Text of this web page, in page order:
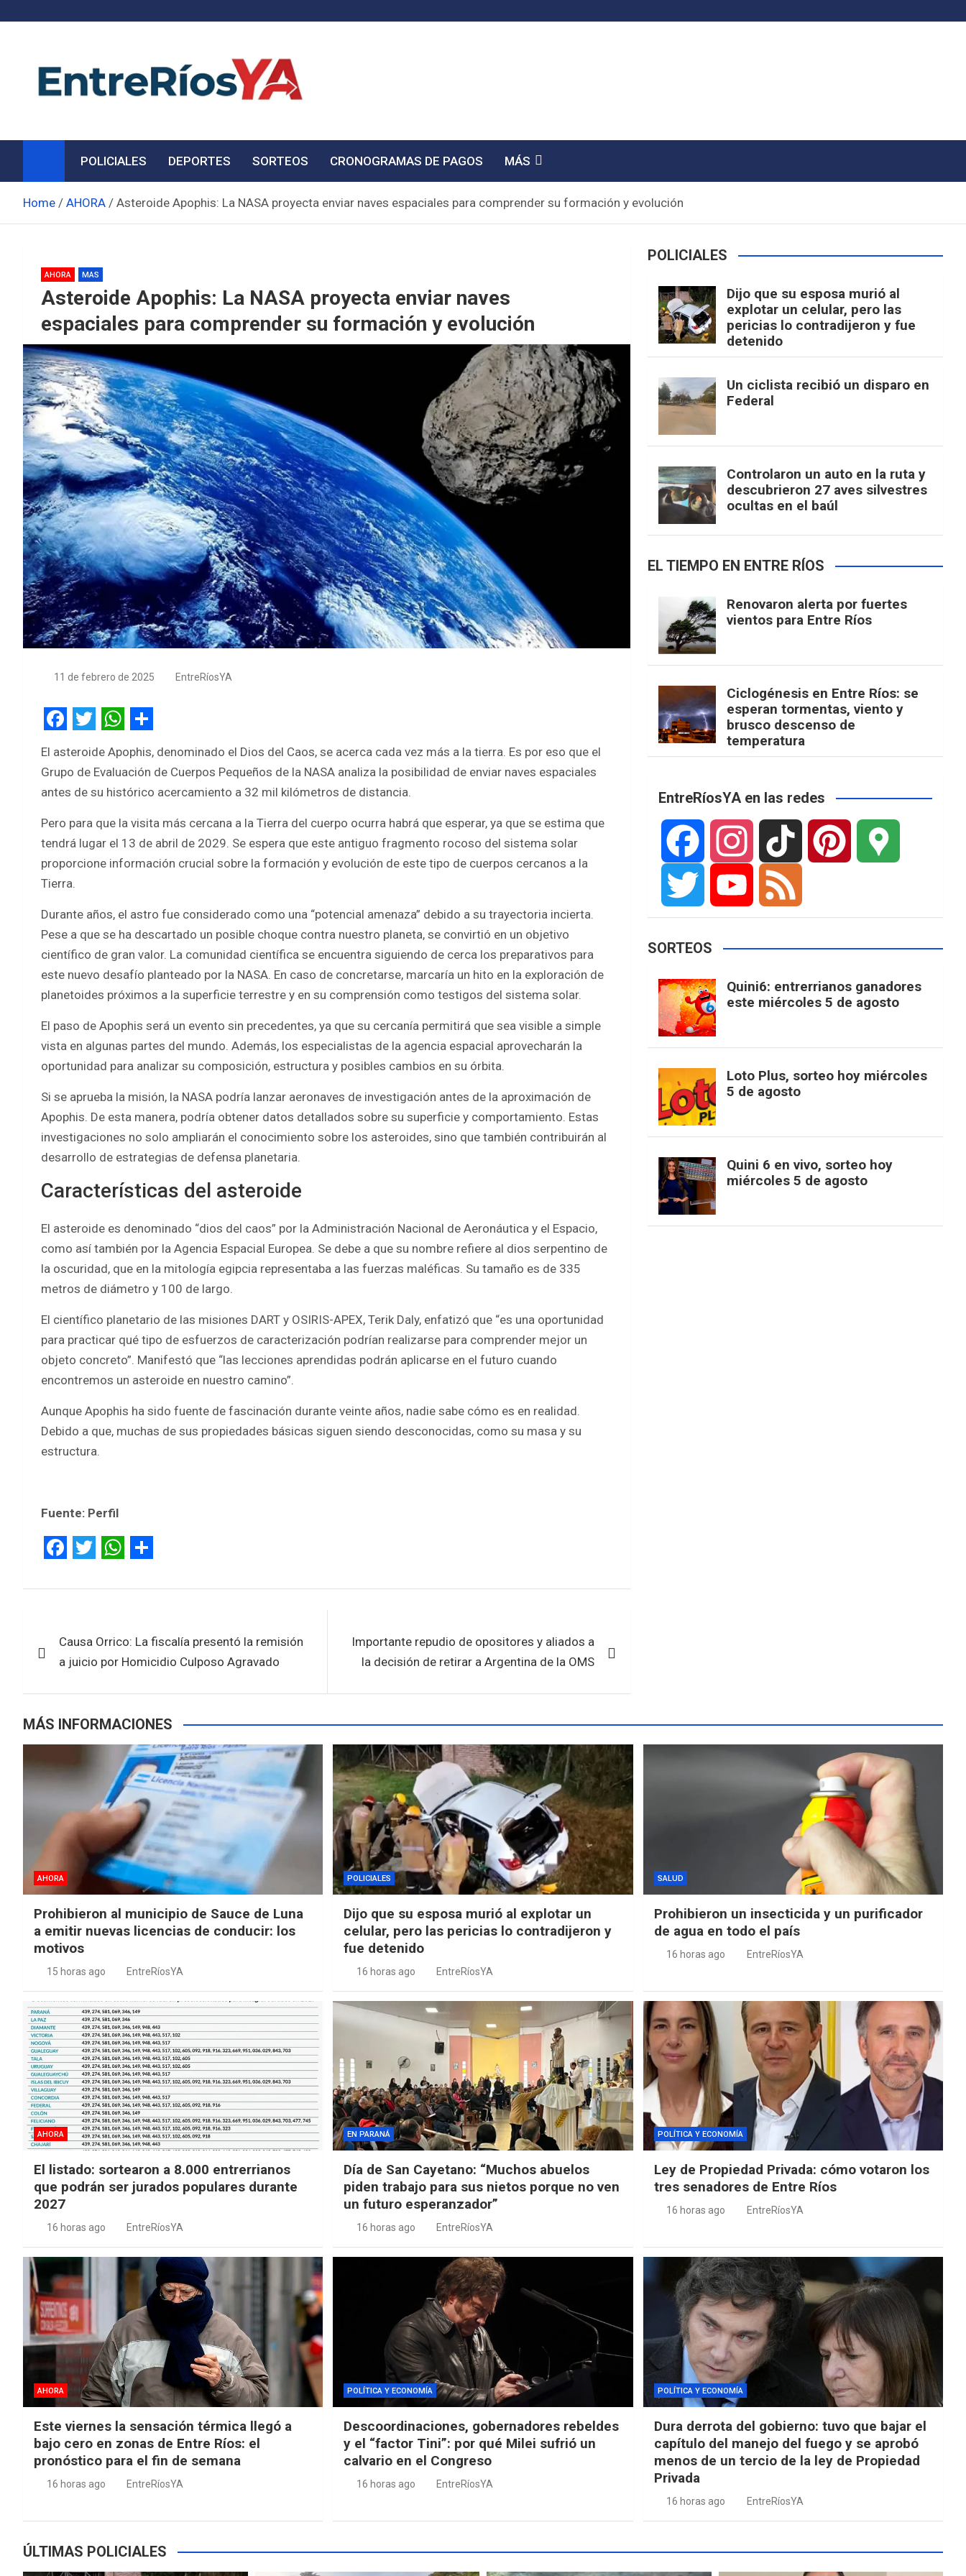
Noticias de Entre Ríos
POLICIALES DEPORTES SORTEOS CRONOGRAMAS DE PAGOS MÁS
Home AHORA Asteroide Apophis: La NASA proyecta enviar naves espaciales para comprender su formación y evolución
AHORA MAS
Asteroide Apophis: La NASA proyecta enviar naves
espaciales para comprender su formación y evolución
11 de febrero de 2025 EntreRíosYA
F
a
c
b
o
o
k
w
i
t
e
r
W
h
a
s
A
S
h
a
e
El asteroide Apophis, denominado el Dios del Caos, se acerca cada vez más a la tierra. Es por eso que el
Grupo de Evaluación de Cuerpos Pequeños de la NASA analiza la posibilidad de enviar naves espaciales
antes de su histórico acercamiento a 32 mil kilómetros de distancia.
Pero para que la visita más cercana a la Tierra del cuerpo ocurra habrá que esperar, ya que se estima que
tendrá lugar el 13 de abril de 2029. Se espera que este antiguo fragmento rocoso del sistema solar
proporcione información crucial sobre la formación y evolución de este tipo de cuerpos cercanos a la
Tierra.
Durante años, el astro fue considerado como una “potencial amenaza” debido a su trayectoria incierta.
Pese a que se ha descartado un posible choque contra nuestro planeta, se convirtió en un objetivo
científico de gran valor. La comunidad científica se encuentra siguiendo de cerca los preparativos para
este nuevo desafío planteado por la NASA. En caso de concretarse, marcaría un hito en la exploración de
planetoides próximos a la superficie terrestre y en su comprensión como testigos del sistema solar.
El paso de Apophis será un evento sin precedentes, ya que su cercanía permitirá que sea visible a simple
vista en algunas partes del mundo. Además, los especialistas de la agencia espacial aprovecharán la
oportunidad para analizar su composición, estructura y posibles cambios en su órbita.
Si se aprueba la misión, la NASA podría lanzar aeronaves de investigación antes de la aproximación de
Apophis. De esta manera, podría obtener datos detallados sobre su superficie y comportamiento. Estas
investigaciones no solo ampliarán el conocimiento sobre los asteroides, sino que también contribuirán al
desarrollo de estrategias de defensa planetaria.
Características del asteroide
El asteroide es denominado “dios del caos” por la Administración Nacional de Aeronáutica y el Espacio,
como así también por la Agencia Espacial Europea. Se debe a que su nombre refiere al dios serpentino de
la oscuridad, que en la mitología egipcia representaba a las fuerzas maléficas. Su tamaño es de 335
metros de diámetro y 100 de largo.
El científico planetario de las misiones DART y OSIRIS-APEX, Terik Daly, enfatizó que “es una oportunidad
para practicar qué tipo de esfuerzos de caracterización podrían realizarse para comprender mejor un
objeto concreto”. Manifestó que “las lecciones aprendidas podrán aplicarse en el futuro cuando
encontremos un asteroide en nuestro camino”.
Aunque Apophis ha sido fuente de fascinación durante veinte años, nadie sabe cómo es en realidad.
Debido a que, muchas de sus propiedades básicas siguen siendo desconocidas, como su masa y su
estructura.
Fuente: Perfil
a
b
k
w
t
t
h
t
s
p
h
r
e
de
Causa Orrico: La fiscalía presentó la remisión
a juicio por Homicidio Culposo Agravado
Importante repudio de opositores y aliados a
la decisión de retirar a Argentina de la OMS
POLICIALES
Dijo que su esposa murió al
explotar un celular, pero las
pericias lo contradijeron y fue
detenido
Un ciclista recibió un disparo en
Federal
Controlaron un auto en la ruta y
descubrieron 27 aves silvestres
ocultas en el baúl
EL TIEMPO EN ENTRE RÍOS
Renovaron alerta por fuertes
vientos para Entre Ríos
Ciclogénesis en Entre Ríos: se
esperan tormentas, viento y
brusco descenso de
temperatura
EntreRíosYA en las redes
F
e
o
k
t
g
a
m
T
k
s
t
a
p
i
t
r
u
u
e
SORTEOS
Quini6: entrerrianos ganadores
este miércoles 5 de agosto
Loto Plus, sorteo hoy miércoles
5 de agosto
Quini 6 en vivo, sorteo hoy
miércoles 5 de agosto
MÁS INFORMACIONES
AHORA
Prohibieron al municipio de Sauce de Luna
a emitir nuevas licencias de conducir: los
motivos
15 horas ago EntreRíosYA
POLICIALES
Dijo que su esposa murió al explotar un
celular, pero las pericias lo contradijeron y
fue detenido
16 horas ago EntreRíosYA
SALUD
Prohibieron un insecticida y un purificador
de agua en todo el país
16 horas ago EntreRíosYA
AHORA
El listado: sortearon a 8.000 entrerrianos
que podrán ser jurados populares durante
2027
16 horas ago EntreRíosYA
EN PARANÁ
Día de San Cayetano: “Muchos abuelos
piden trabajo para sus nietos porque no ven
un futuro esperanzador”
16 horas ago EntreRíosYA
POLÍTICA Y ECONOMÍA
Ley de Propiedad Privada: cómo votaron los
tres senadores de Entre Ríos
16 horas ago EntreRíosYA
AHORA
Este viernes la sensación térmica llegó a
bajo cero en zonas de Entre Ríos: el
pronóstico para el fin de semana
16 horas ago EntreRíosYA
POLÍTICA Y ECONOMÍA
Descoordinaciones, gobernadores rebeldes
y el “factor Tini”: por qué Milei sufrió un
calvario en el Congreso
16 horas ago EntreRíosYA
POLÍTICA Y ECONOMÍA
Dura derrota del gobierno: tuvo que bajar el
capítulo del manejo del fuego y se aprobó
menos de un tercio de la ley de Propiedad
Privada
16 horas ago EntreRíosYA
ÚLTIMAS POLICIALES